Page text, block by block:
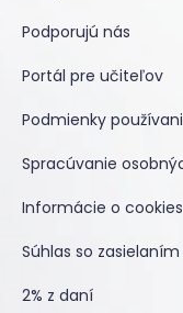
Podporujú nás
Portál pre učiteľov
Podmienky
Spracúvanie
Informácie o cookies
Súhlas so
2% z daní